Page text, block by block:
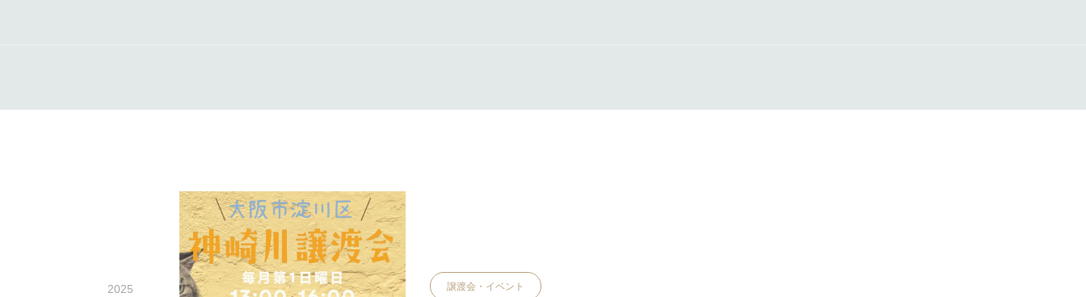
2025 譲渡会・イベント